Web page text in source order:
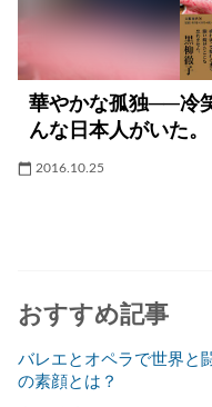
華やかな孤独──冷
んな日本人がいた。
2016.10.25
おすすめ記事
バレエとオペラで世界と
の素顔とは？